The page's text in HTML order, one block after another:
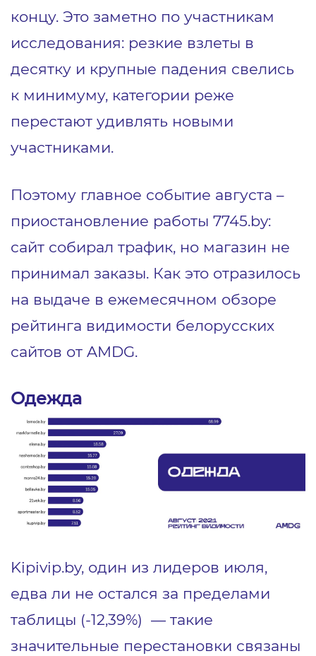
концу. Это заметно по участникам
исследования: резкие взлеты в
десятку и крупные падения свелись
к минимуму, категории реже
перестают удивлять новыми
участниками.
Поэтому главное событие августа –
приостановление работы 7745.by:
сайт собирал трафик, но магазин не
принимал заказы. Как это отразилось
на выдаче в ежемесячном обзоре
рейтинга видимости белорусских
сайтов от AMDG.
Одежда
Kipivip.by, один из лидеров июля,
едва ли не остался за пределами
таблицы (-12,39%) — такие
значительные перестановки связаны